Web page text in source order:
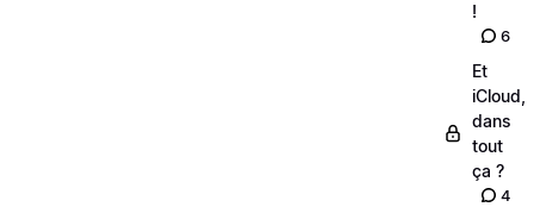
!
6
Et
iCloud,
dans
tout
ça ?
4